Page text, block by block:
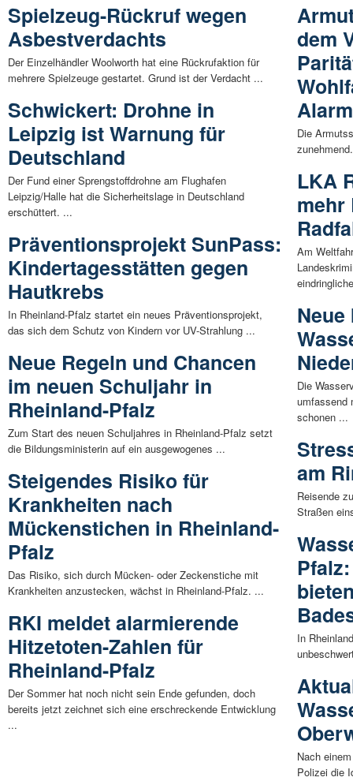
Spielzeug-Rückruf wegen
Asbestverdachts
Der Einzelhändler Woolworth hat eine Rückrufaktion für
mehrere Spielzeuge gestartet. Grund ist der Verdacht ...
Schwickert: Drohne in
Leipzig ist Warnung für
Deutschland
Der Fund einer Sprengstoffdrohne am Flughafen
Leipzig/Halle hat die Sicherheitslage in Deutschland
erschüttert. ...
Präventionsprojekt SunPass:
Kindertagesstätten gegen
Hautkrebs
In Rheinland-Pfalz startet ein neues Präventionsprojekt,
das sich dem Schutz von Kindern vor UV-Strahlung ...
Neue Regeln und Chancen
im neuen Schuljahr in
Rheinland-Pfalz
Zum Start des neuen Schuljahres in Rheinland-Pfalz setzt
die Bildungsministerin auf ein ausgewogenes ...
Steigendes Risiko für
Krankheiten nach
Mückenstichen in Rheinland-
Pfalz
Das Risiko, sich durch Mücken- oder Zeckenstiche mit
Krankheiten anzustecken, wächst in Rheinland-Pfalz. ...
RKI meldet alarmierende
Hitzetoten-Zahlen für
Rheinland-Pfalz
Der Sommer hat noch nicht sein Ende gefunden, doch
bereits jetzt zeichnet sich eine erschreckende Entwicklung
...
dem
Alarm
Die
LKA
mehr
Am
Die
umfassend
schonen ...
am
Reisende
Straßen
In
Nach
Polizei die